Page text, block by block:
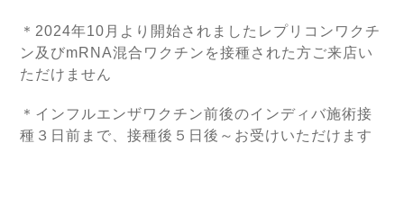
＊2024年10月より開始されましたレプリコンワクチ
ン及びmRNA混合ワクチンを接種された方ご来店い
ただけません
＊インフルエンザワクチン前後のインディバ施術接
種３日前まで、接種後５日後～お受けいただけます